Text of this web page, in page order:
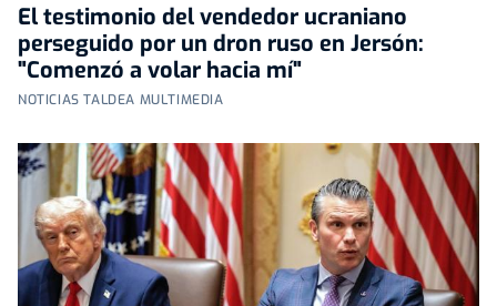
El testimonio del vendedor ucraniano
perseguido por un dron ruso en Jersón:
"Comenzó a volar hacia mí"
NOTICIAS TALDEA MULTIMEDIA